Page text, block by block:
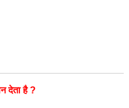
देता है ?